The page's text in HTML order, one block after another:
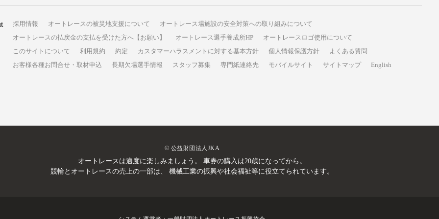
採用情報 オートレースの被災地支援について
オートレース場施設の安全対策への取り組みについて
オートレースの払戻金の支払を受けた方へ【お願い】
オートレース選手養成所HP
オートレースロゴ使用について
このサイトについて
利用規約 約定 カスタマーハラスメントに対する基本方針 個人情報保護方針
よくある質問
お客様各種お問合せ・取材申込
長期欠場選手情報 スタッフ募集 専門紙連絡先 モバイルサイト サイトマップ English
© 公益財団法人JKA
オートレースは適度に楽しみましょう。
車券の購入は20歳になってから。
競輪とオートレースの売上の一部は、
機械工業の振興や社会福祉等に役立てられています。